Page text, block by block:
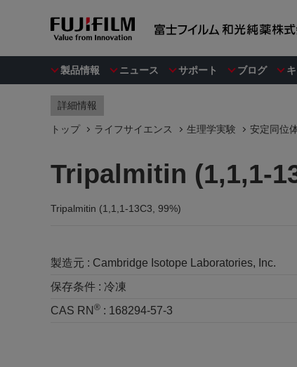
製品情報 ニュース サポート ブログ
詳細情報
トップ ライフサイエンス 生理学実験 安定同位
Tripalmitin (1,1,1-
Tripalmitin (1,1,1-13C3, 99%)
製造元 : Cambridge Isotope Laboratories, Inc.
保存条件 : 冷凍
CAS RN ® : 168294-57-3